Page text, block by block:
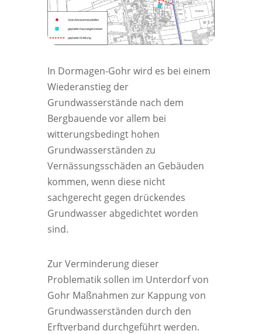
In Dormagen-Gohr wird es bei einem
Wiederanstieg der
Grundwasserstände nach dem
Bergbauende vor allem bei
witterungsbedingt hohen
Grundwasserständen zu
Vernässungsschäden an Gebäuden
kommen, wenn diese nicht
sachgerecht gegen drückendes
Grundwasser abgedichtet worden
sind.
Zur Verminderung dieser
Problematik sollen im Unterdorf von
Gohr Maßnahmen zur Kappung von
Grundwasserständen durch den
Erftverband durchgeführt werden.